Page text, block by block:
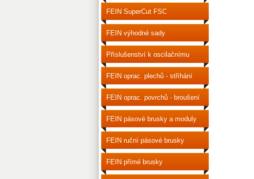
FEIN SuperCut FSC
FEIN výhodné sady
příslušenství
Příslušenství k oscilačnímu
nářadí
FEIN oprac. plechů - stříhání
FEIN oprac. povrchů - broušení
a leštění
FEIN pásové brusky a moduly
FEIN ruční pásové brusky
FEIN přímé brusky